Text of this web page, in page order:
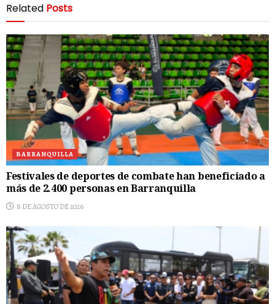
Related Posts
BARRANQUILLA
Festivales de deportes de combate han beneficiado a
más de 2.400 personas en Barranquilla
8 DE AGOSTO DE 2026